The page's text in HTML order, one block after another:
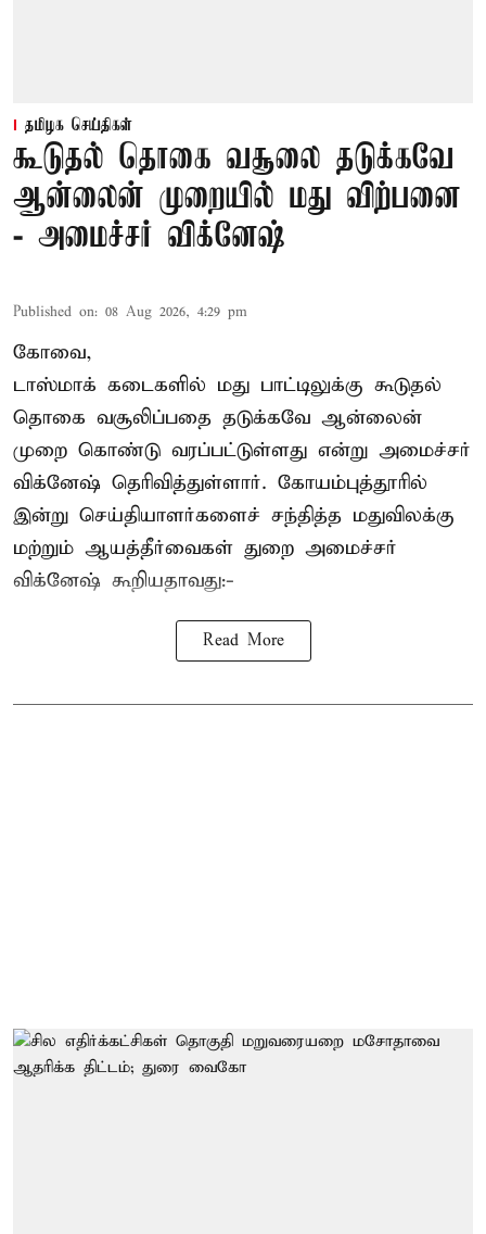
தமிழக செய்திகள்
கூடுதல் தொகை வசூலை தடுக்கவே
ஆன்லைன் முறையில் மது விற்பனை
- அமைச்சர் விக்னேஷ்
Published on: 08 Aug 2026, 4:29 pm
கோவை,
டாஸ்மாக் கடைகளில் மது பாட்டிலுக்கு கூடுதல்
தொகை வசூலிப்பதை தடுக்கவே ஆன்லைன்
முறை கொண்டு வரப்பட்டுள்ளது என்று அமைச்சர்
விக்னேஷ் தெரிவித்துள்ளார். கோயம்புத்தூரில்
இன்று செய்தியாளர்களைச் சந்தித்த மதுவிலக்கு
மற்றும் ஆயத்தீர்வைகள் துறை அமைச்சர்
விக்னேஷ் கூறியதாவது:-
Read More